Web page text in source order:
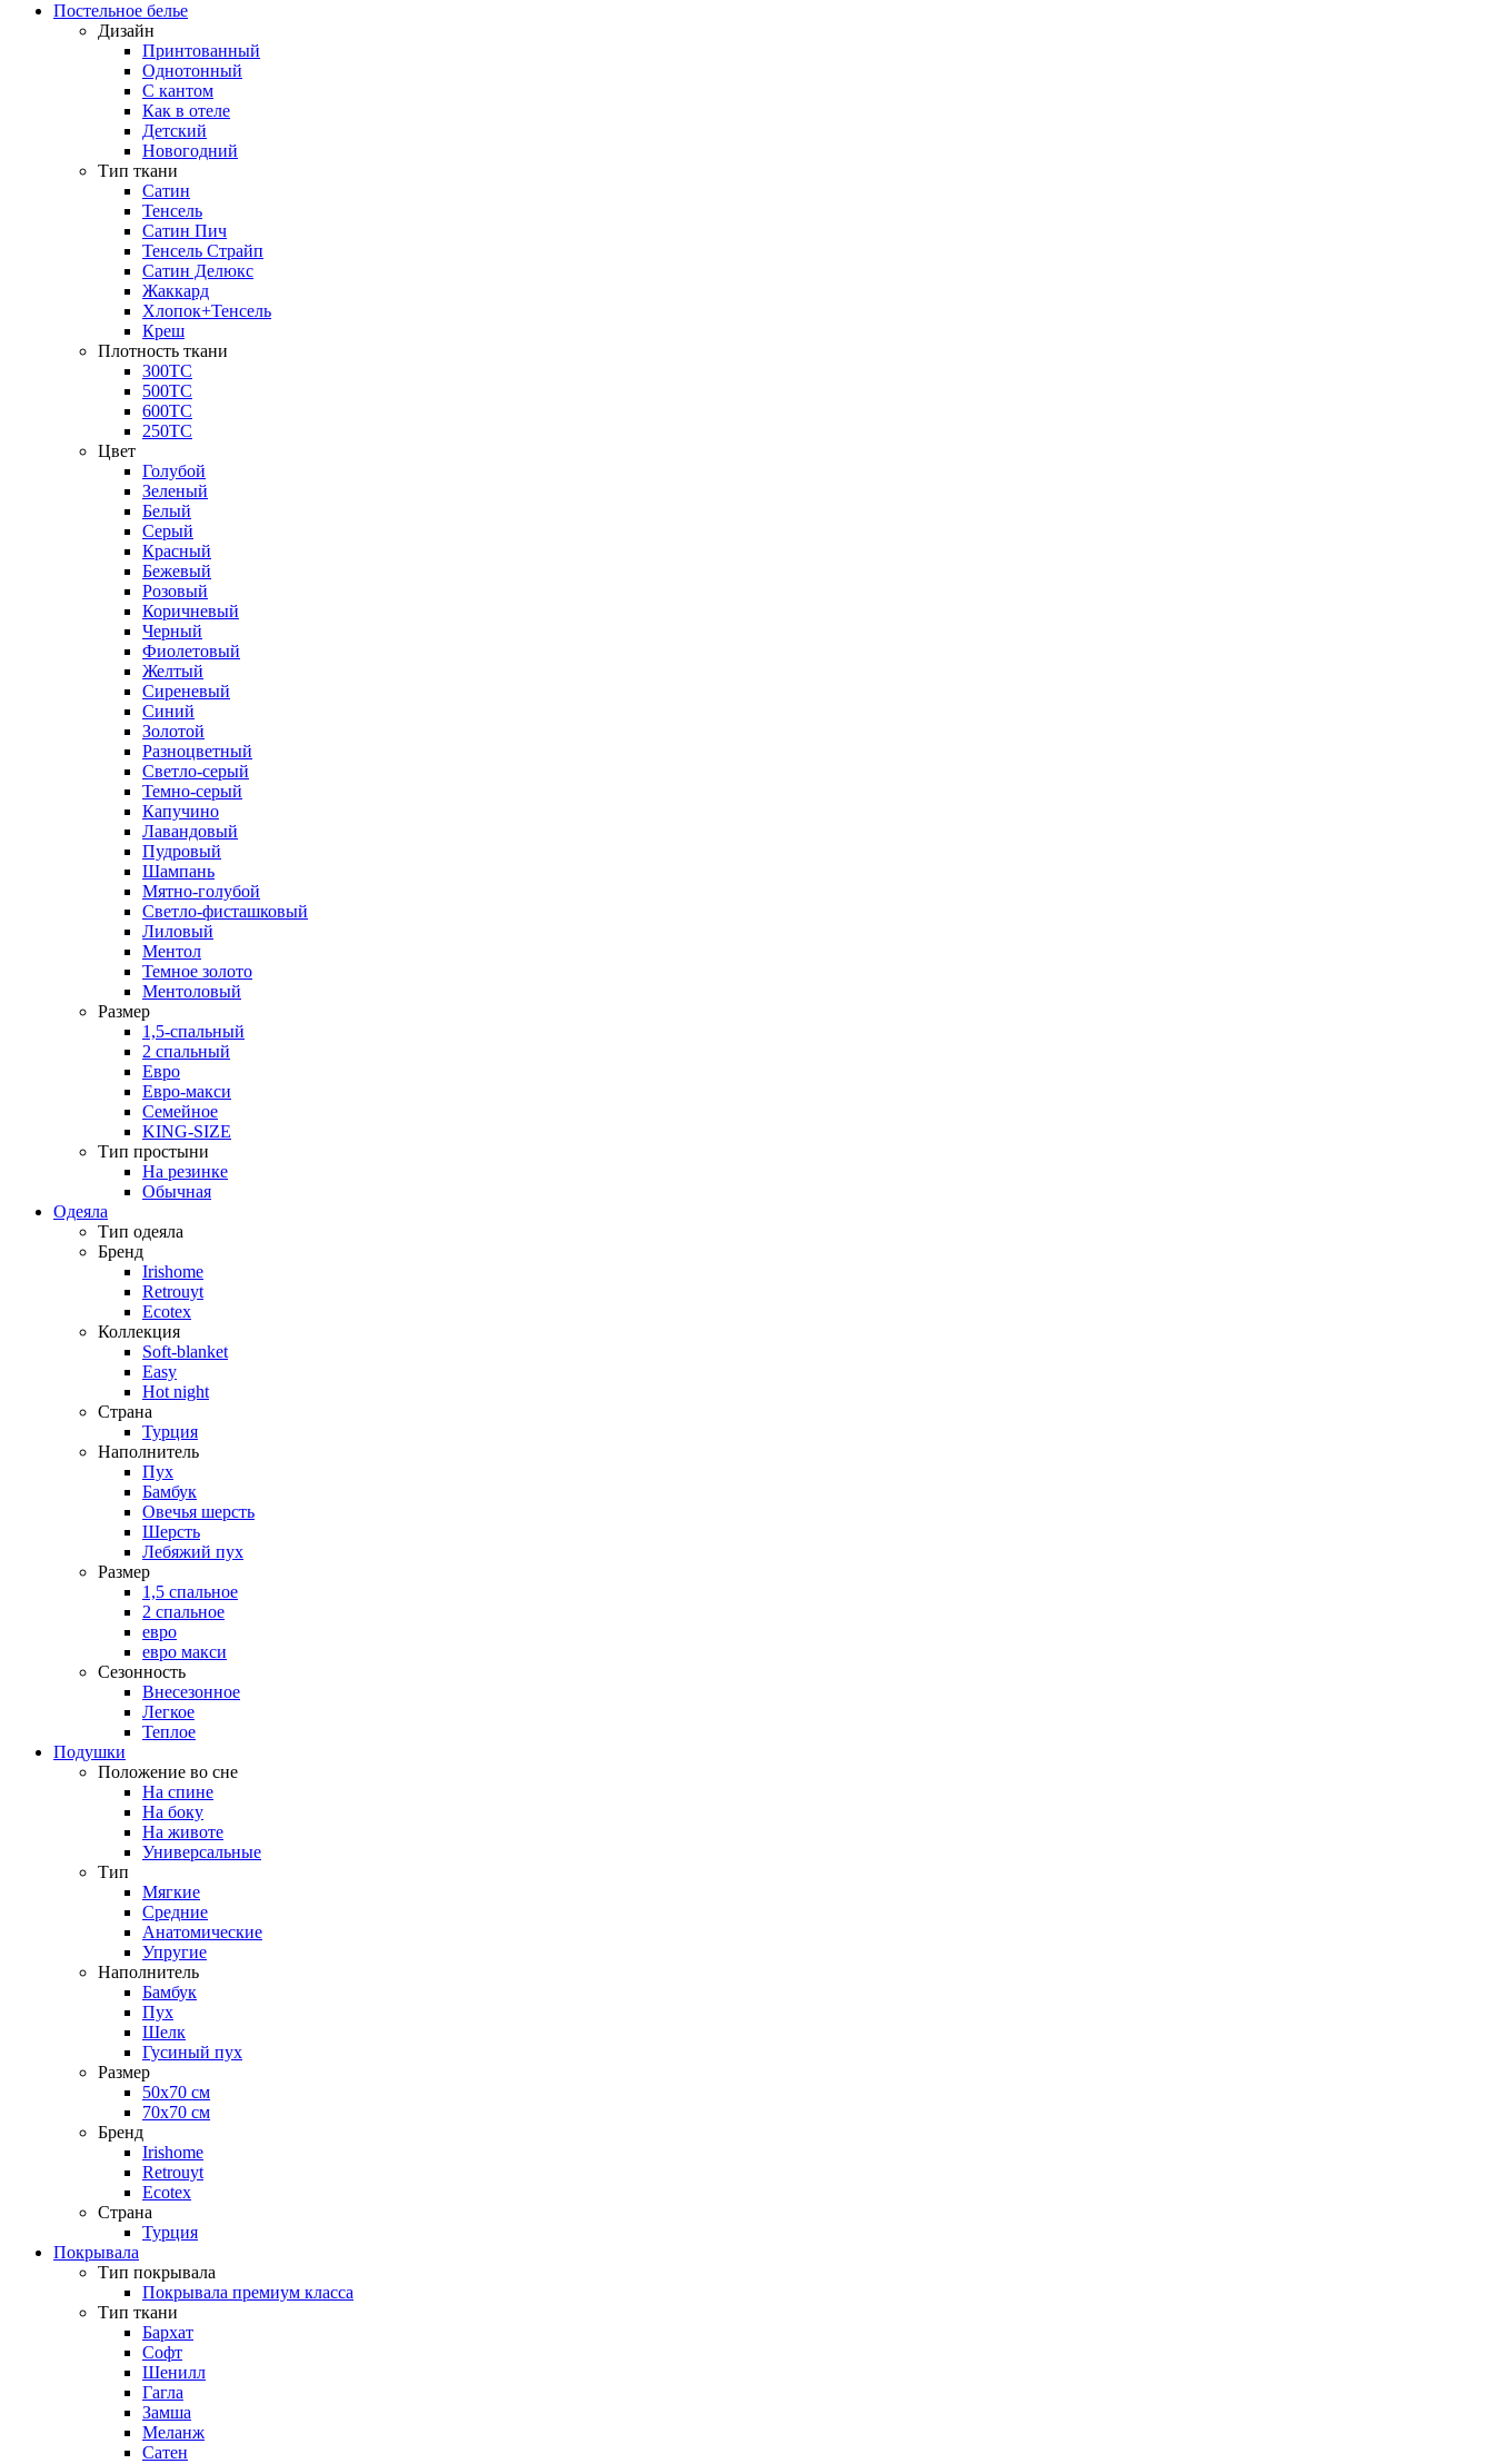
Постельное белье
Дизайн
Принтованный
Однотонный
С кантом
Как в отеле
Детский
Новогодний
Тип ткани
Сатин
Тенсель
Сатин Пич
Тенсель Страйп
Сатин Делюкс
Жаккард
Хлопок+Тенсель
Креш
Плотность ткани
300ТС
500ТС
600ТС
250ТС
Цвет
Голубой
Зеленый
Белый
Серый
Красный
Бежевый
Розовый
Коричневый
Черный
Фиолетовый
Желтый
Сиреневый
Синий
Золотой
Разноцветный
Светло-серый
Темно-серый
Капучино
Лавандовый
Пудровый
Шампань
Мятно-голубой
Светло-фисташковый
Лиловый
Ментол
Темное золото
Ментоловый
Размер
1,5-спальный
2 спальный
Евро
Евро-макси
Семейное
KING-SIZE
Тип простыни
На резинке
Обычная
Одеяла
Тип одеяла
Бренд
Irishome
Retrouyt
Ecotex
Коллекция
Soft-blanket
Easy
Hot night
Страна
Турция
Наполнитель
Пух
Бамбук
Овечья шерсть
Шерсть
Лебяжий пух
Размер
1,5 спальное
2 спальное
евро
евро макси
Сезонность
Внесезонное
Легкое
Теплое
Подушки
Положение во сне
На спине
На боку
На животе
Универсальные
Тип
Мягкие
Средние
Анатомические
Упругие
Наполнитель
Бамбук
Пух
Шелк
Гусиный пух
Размер
50х70 см
70х70 см
Бренд
Irishome
Retrouyt
Ecotex
Cтрана
Турция
Покрывала
Тип покрывала
Покрывала премиум класса
Тип ткани
Бархат
Софт
Шенилл
Гагла
Замша
Меланж
Сатен